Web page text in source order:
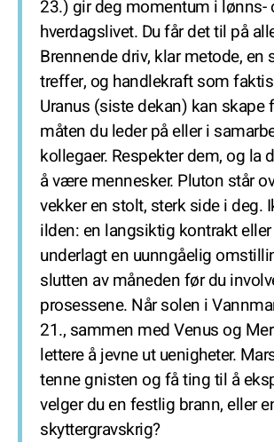
23.) gir deg momentum i lønns-
hverdagslivet. Du får det til på
Brennende driv, klar metode, en
treffer, og handlekraft som
Uranus (siste dekan) kan skape
måten du leder på eller i
kollegaer. Respekter dem, og la
å være mennesker. Pluton står
vekker en stolt, sterk side i deg.
ilden: en langsiktig kontrakt
underlagt en uunngåelig
slutten av måneden før du
prosessene. Når solen i
21., sammen med Venus og
lettere å jevne ut uenigheter.
tenne gnisten og få ting til å
velger du en festlig brann, eller
skyttergravskrig?